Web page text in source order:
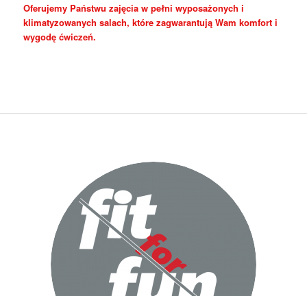
Oferujemy Państwu zajęcia w pełni wyposażonych i
klimatyzowanych salach, które zagwarantują Wam komfort i
wygodę ćwiczeń.